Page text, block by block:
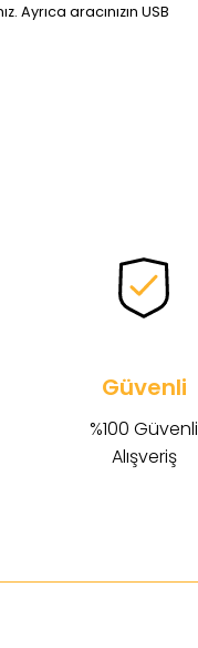
aracınızın USB
Güvenli
%100 Güvenli
Alışveriş